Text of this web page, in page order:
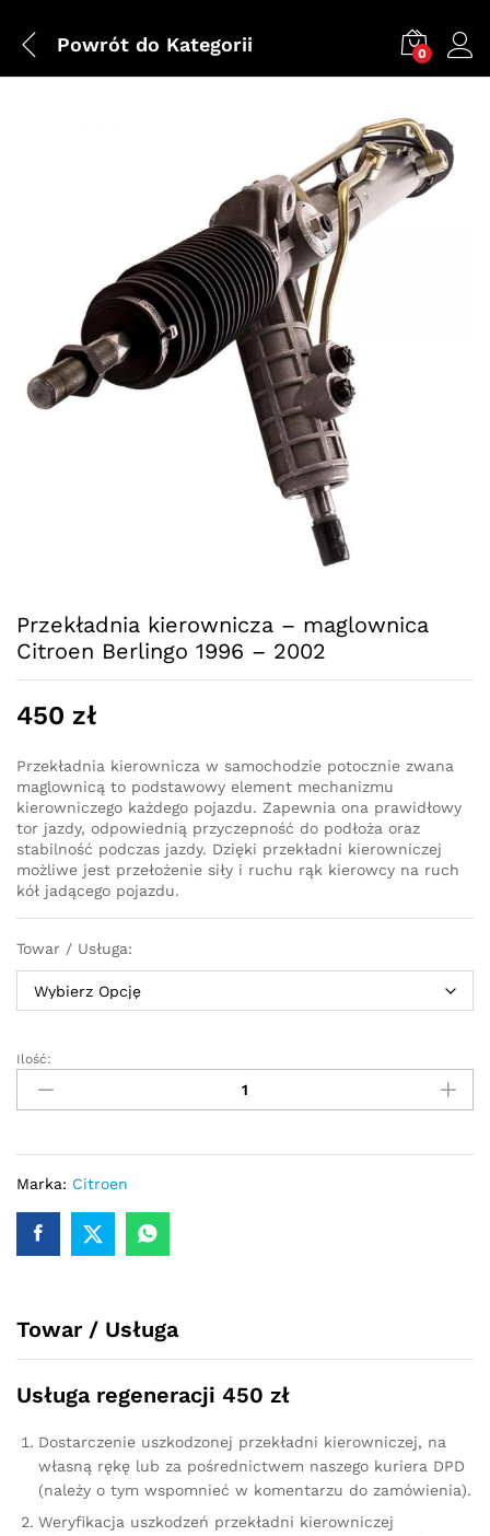
Powrót do Kategorii 0
Przekładnia kierownicza – maglownica
Citroen Berlingo 1996 – 2002
450 zł
Przekładnia kierownicza w samochodzie potocznie zwana
maglownicą to podstawowy element mechanizmu
kierowniczego każdego pojazdu. Zapewnia ona prawidłowy
tor jazdy, odpowiednią przyczepność do podłoża oraz
stabilność podczas jazdy. Dzięki przekładni kierowniczej
możliwe jest przełożenie siły i ruchu rąk kierowcy na ruch
kół jadącego pojazdu.
Towar / Usługa:
Przekładnia
kierownicza
-
Citroen
Berlingo
2002
Ilość:
Marka: Citroen
Towar / Usługa
Usługa regeneracji 450 zł
Dostarczenie uszkodzonej przekładni kierowniczej, na
własną rękę lub za pośrednictwem naszego kuriera DPD
(należy o tym wspomnieć w komentarzu do zamówienia).
Weryfikacja uszkodzeń przekładni kierowniczej